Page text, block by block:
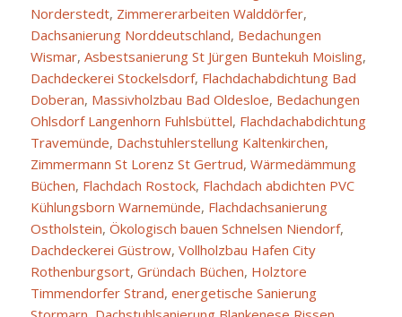
Norderstedt, Zimmererarbeiten Walddörfer,
Dachsanierung Norddeutschland, Bedachungen
Wismar, Asbestsanierung St Jürgen Buntekuh Moisling,
Dachdeckerei Stockelsdorf, Flachdachabdichtung Bad
Doberan, Massivholzbau Bad Oldesloe, Bedachungen
Ohlsdorf Langenhorn Fuhlsbüttel, Flachdachabdichtung
Travemünde, Dachstuhlerstellung Kaltenkirchen,
Zimmermann St Lorenz St Gertrud, Wärmedämmung
Büchen, Flachdach Rostock, Flachdach abdichten PVC
Kühlungsborn Warnemünde, Flachdachsanierung
Ostholstein, Ökologisch bauen Schnelsen Niendorf,
Dachdeckerei Güstrow, Vollholzbau Hafen City
Rothenburgsort, Gründach Büchen, Holztore
Timmendorfer Strand, energetische Sanierung